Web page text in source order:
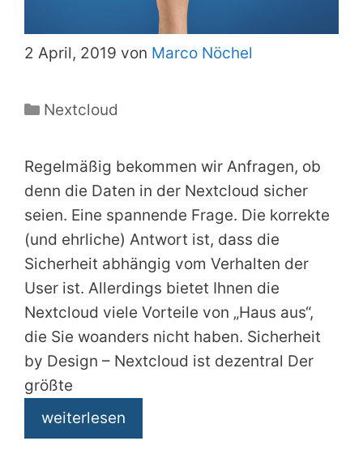
2 April, 2019 von Marco Nöchel
Kategorien
Nextcloud
Regelmäßig bekommen wir Anfragen, ob
denn die Daten in der Nextcloud sicher
seien. Eine spannende Frage. Die korrekte
(und ehrliche) Antwort ist, dass die
Sicherheit abhängig vom Verhalten der
User ist. Allerdings bietet Ihnen die
Nextcloud viele Vorteile von „Haus aus“,
die Sie woanders nicht haben. Sicherheit
by Design – Nextcloud ist dezentral Der
größte
weiterlesen